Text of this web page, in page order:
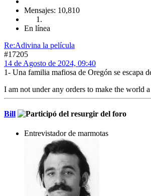
Mensajes: 10,810
En línea
Re:Adivina la película
#17205
14 de Agosto de 2024, 09:40
1- Una familia mafiosa de Oregón se escapa
I am not under any orders to make the world a
Bill
Entrevistador de marmotas